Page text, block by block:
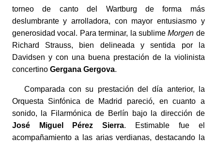
torneo de canto del Wartburg de forma más
deslumbrante y arrolladora, con mayor entusiasmo y
generosidad vocal. Para terminar, la sublimeMorgen de
Richard Strauss, bien delineada y sentida por la
Davidsen y con una buena prestación de la violinista
concertino Gergana Gergova.
Comparada con su prestación del día anterior, la
Orquesta Sinfónica de Madrid pareció, en cuanto a
sonido, la Filarmónica de Berlín bajo la dirección de
José Miguel Pérez Sierra. Estimable fue el
acompañamiento a las arias verdianas, destacando la